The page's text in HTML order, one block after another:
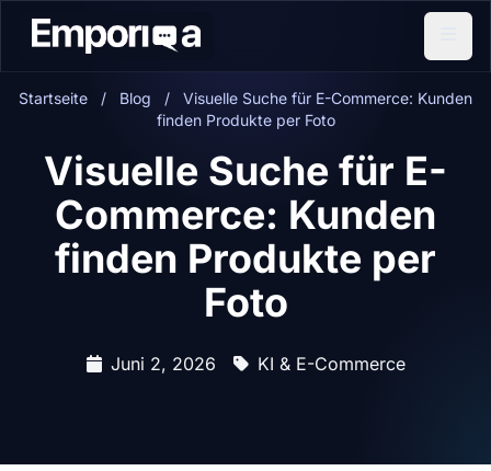
Startseite / Blog /
Visuelle Suche für E-Commerce: Kunden
finden Produkte per Foto
Visuelle Suche für E-
Commerce: Kunden
finden Produkte per
Foto
Juni 2, 2026 KI & E-Commerce